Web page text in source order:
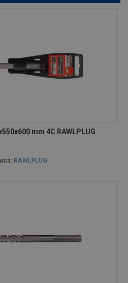
mm 4C RAWLPLUG
RAWLPLUG